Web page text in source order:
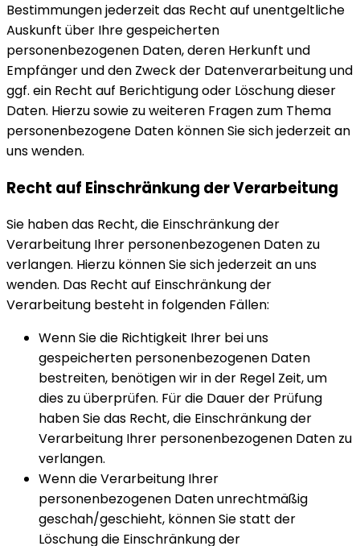
Bestimmungen jederzeit das Recht auf unentgeltliche
Auskunft über Ihre gespeicherten
personenbezogenen Daten, deren Herkunft und
Empfänger und den Zweck der Datenverarbeitung und
ggf. ein Recht auf Berichtigung oder Löschung dieser
Daten. Hierzu sowie zu weiteren Fragen zum Thema
personenbezogene Daten können Sie sich jederzeit an
uns wenden.
Recht auf Einschränkung der Verarbeitung
Sie haben das Recht, die Einschränkung der
Verarbeitung Ihrer personenbezogenen Daten zu
verlangen. Hierzu können Sie sich jederzeit an uns
wenden. Das Recht auf Einschränkung der
Verarbeitung besteht in folgenden Fällen:
Wenn Sie die Richtigkeit Ihrer bei uns
gespeicherten personenbezogenen Daten
bestreiten, benötigen wir in der Regel Zeit, um
dies zu überprüfen. Für die Dauer der Prüfung
haben Sie das Recht, die Einschränkung der
Verarbeitung Ihrer personenbezogenen Daten zu
verlangen.
Wenn die Verarbeitung Ihrer
personenbezogenen Daten unrechtmäßig
geschah/geschieht, können Sie statt der
Löschung die Einschränkung der